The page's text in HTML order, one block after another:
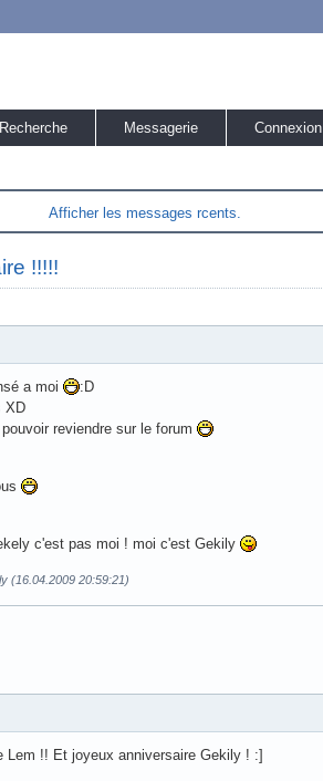
Recherche Messagerie Connexion
Afficher les messages rcents.
!!!!!
a moi
:D
XD
reviendre sur le forum
c'est pas moi ! moi c'est Gekily
(16.04.2009 20:59:21)
Lem !! Et joyeux anniversaire Gekily ! :]